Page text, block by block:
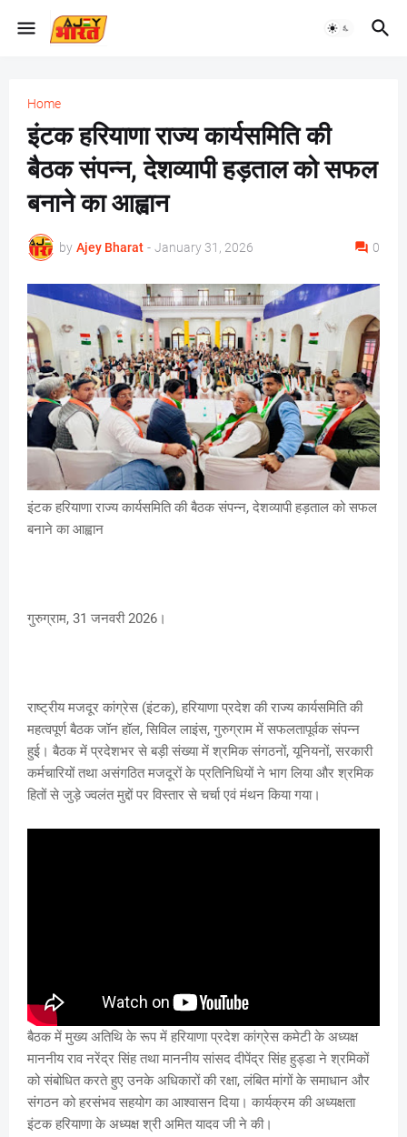
Home
इंटक हरियाणा राज्य कार्यसमिति की
बैठक संपन्न, देशव्यापी हड़ताल को सफल
बनाने का आह्वान
by Ajey Bharat - January 31, 2026 0
इंटक हरियाणा राज्य कार्यसमिति की बैठक संपन्न, देशव्यापी हड़ताल को सफल
बनाने का आह्वान
गुरुग्राम, 31 जनवरी 2026।
राष्ट्रीय मजदूर कांग्रेस (इंटक), हरियाणा प्रदेश की राज्य कार्यसमिति की
महत्वपूर्ण बैठक जॉन हॉल, सिविल लाइंस, गुरुग्राम में सफलतापूर्वक संपन्न
हुई। बैठक में प्रदेशभर से बड़ी संख्या में श्रमिक संगठनों, यूनियनों, सरकारी
कर्मचारियों तथा असंगठित मजदूरों के प्रतिनिधियों ने भाग लिया और श्रमिक
हितों से जुड़े ज्वलंत मुद्दों पर विस्तार से चर्चा एवं मंथन किया गया।
बैठक में मुख्य अतिथि के रूप में हरियाणा प्रदेश कांग्रेस कमेटी के अध्यक्ष
माननीय राव नरेंद्र सिंह तथा माननीय सांसद दीपेंद्र सिंह हुड्डा ने श्रमिकों
को संबोधित करते हुए उनके अधिकारों की रक्षा, लंबित मांगों के समाधान और
संगठन को हरसंभव सहयोग का आश्वासन दिया। कार्यक्रम की अध्यक्षता
इंटक हरियाणा के अध्यक्ष श्री अमित यादव जी ने की।